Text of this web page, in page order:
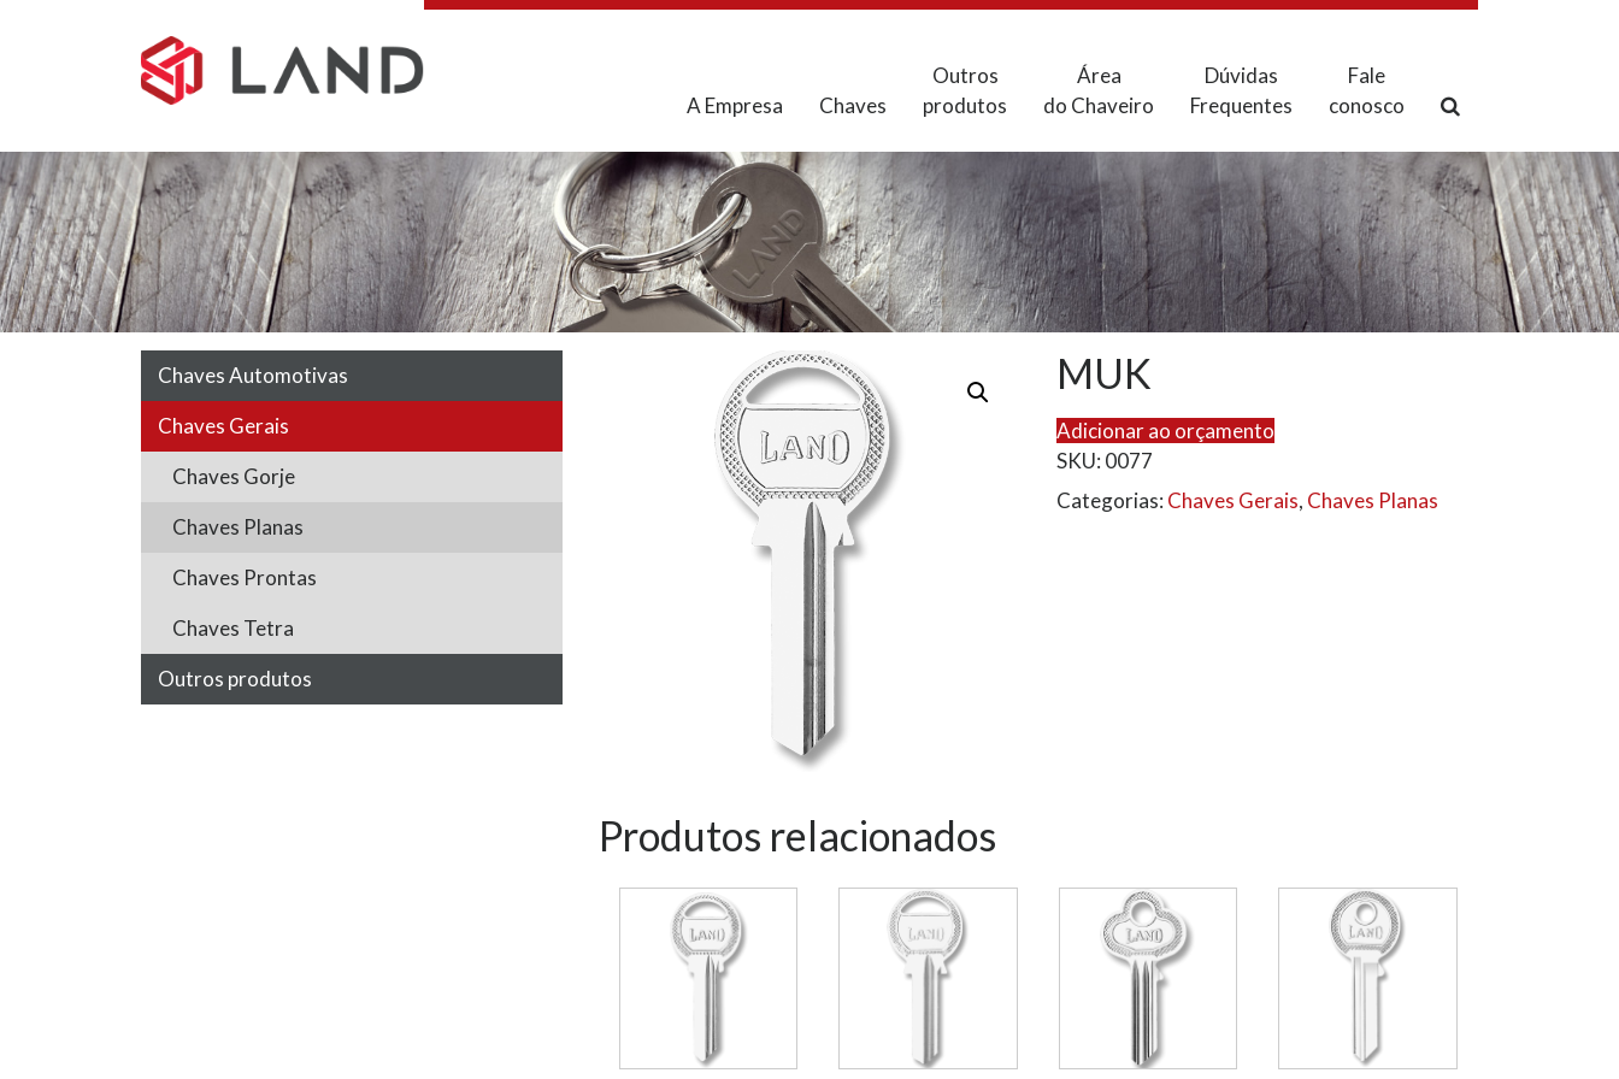
A Empresa Chaves
Outros
produtos
Área
do Chaveiro
Dúvidas
Frequentes
Fale
conosco
Chaves Automotivas
Chaves Gerais
Chaves Gorje
Chaves Planas
Chaves Prontas
Chaves Tetra
Outros produtos
MUK
Adicionar ao orçamento
SKU: 0077
Categorias: Chaves Gerais, Chaves Planas
Produtos relacionados